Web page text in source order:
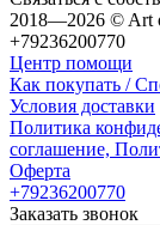
2018—2026 © Art
+79236200770
Центр помощи
Как покупать /
Условия доставки
Политика
соглашение,
Оферта
+79236200770
Заказать звонок